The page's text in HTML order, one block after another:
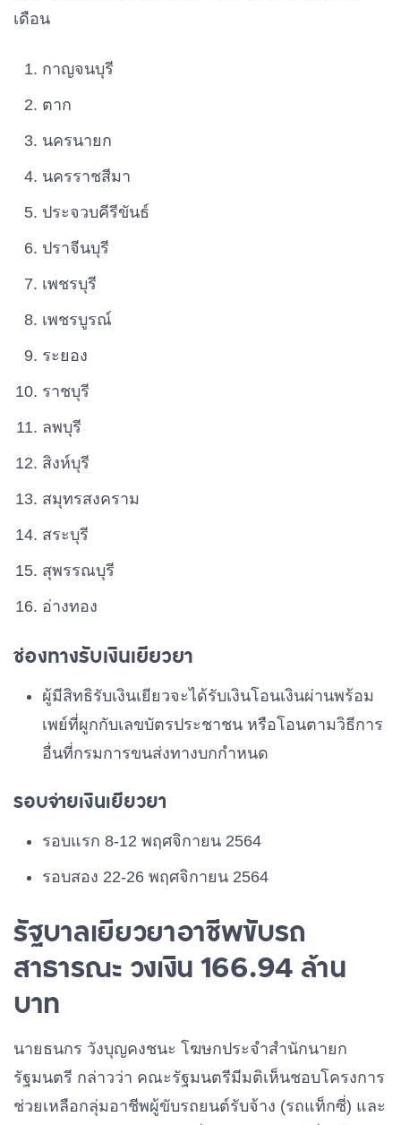
เดือน
กาญจนบุรี
ตาก
นครนายก
นครราชสีมา
ประจวบคีรีขันธ์
ปราจีนบุรี
เพชรบุรี
เพชรบูรณ์
ระยอง
ราชบุรี
ลพบุรี
สิงห์บุรี
สมุทรสงคราม
สระบุรี
สุพรรณบุรี
อ่างทอง
ช่องทางรับเงินเยียวยา
ผู้มีสิทธิรับเงินเยียวจะได้รับเงินโอนเงินผ่านพร้อม
เพย์ที่ผูกกับเลขบัตรประชาชน หรือโอนตามวิธีการ
อื่นที่กรมการขนส่งทางบกกำหนด
รอบจ่ายเงินเยียวยา
รอบแรก 8-12 พฤศจิกายน 2564
รอบสอง 22-26 พฤศจิกายน 2564
รัฐบาลเยียวยาอาชีพขับรถ
สาธารณะ วงเงิน 166.94 ล้าน
บาท
นายธนกร วังบุญคงชนะ โฆษกประจำสำนักนายก
รัฐมนตรี กล่าวว่า คณะรัฐมนตรีมีมติเห็นชอบโครงการ
ช่วยเหลือกลุ่มอาชีพผู้ขับรถยนต์รับจ้าง (รถแท็กซี่) และ